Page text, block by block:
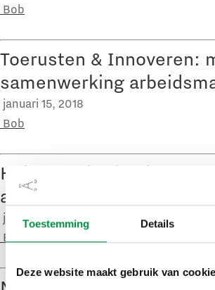
Toestemming Details
Deze website maakt gebruik van
Bob
Toerusten & Innoveren:
samenwerking
januari 15, 2018
Bob
Huis van Thorbecke:
anders worden ingericht’
januari 15, 2018
Bob